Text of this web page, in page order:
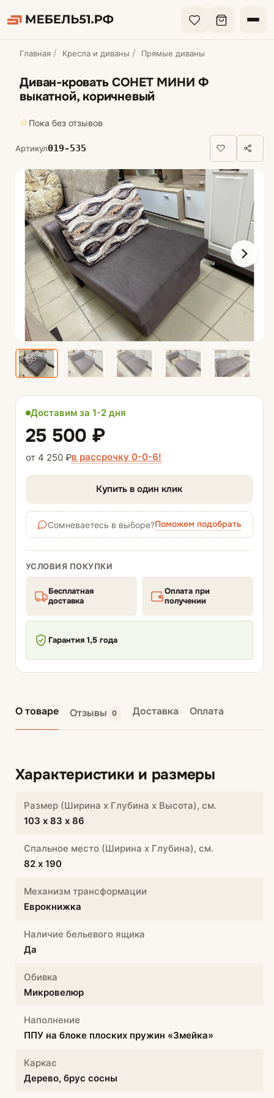
Главная Кресла и диваны Прямые диваны
Диван-кровать СОНЕТ МИНИ Ф
выкатной, коричневый
☆Пока без отзывов
Артикул019-535
Доставим за 1-2 дня
25 500 ₽
от 4 250 ₽в рассрочку 0-0-6!
Купить в один клик
Сомневаетесь в выборе?Поможем подобрать
УСЛОВИЯ ПОКУПКИ
Бесплатная
доставка
Оплата при
получении
Гарантия 1,5 года
О товаре Отзывы 0 Доставка Оплата
Характеристики и размеры
Размер (Ширина х Глубина х Высота), см.
103 х 83 х 86
Спальное место (Ширина х Глубина), см.
82 х 190
Механизм трансформации
Еврокнижка
Наличие бельевого ящика
Да
Обивка
Микровелюр
Наполнение
ППУ на блоке плоских пружин «Змейка»
Каркас
Дерево, брус сосны